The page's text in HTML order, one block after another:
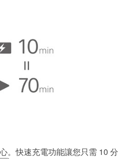
。快速充電功能讓您只需 10 分